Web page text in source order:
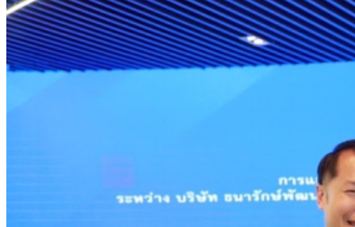
สิงหาคม 3, 2026 กรุงศรี คาดเงินบาทสัปดาห์นี้ซื้อขายในกรอบ
33.00-33.60 ติดตามข้อมูลจ้างงานสหรัฐฯ
สิงหาคม 1, 2026 “เอกนิติ” เปิดเครื่องยนต์เศรษฐกิจใหม่ของไทย
เดินหน้า 5 ยุทธศาสตร์ รื้อโครงสร้างเศรษฐกิจ ดันไทยโตเต็ม